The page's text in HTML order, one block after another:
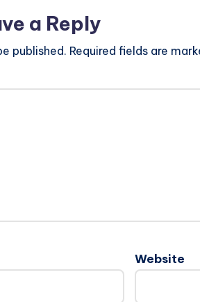
a Reply
published. Required fields are
Website